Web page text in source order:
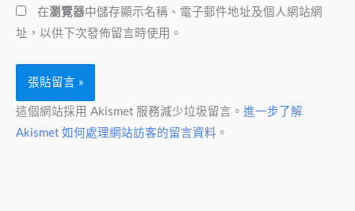
*
址
在瀏覽器中儲存顯示名稱、電子郵件地址及個人網站網
址，以供下次發佈留言時使用。
這個網站採用 Akismet 服務減少垃圾留言。 進一步了解
Akismet 如何處理網站訪客的留言資料 。